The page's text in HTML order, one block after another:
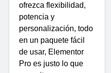
ofrezca flexibilidad,
potencia y
personalización, todo
en un paquete fácil
de usar, Elementor
Pro es justo lo que